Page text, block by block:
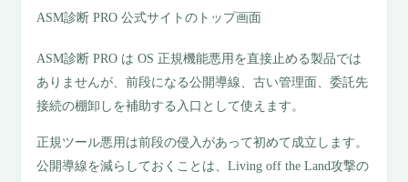
ASM診断 PRO 公式サイトのトップ画面
ASM診断 PRO は OS 正規機能悪用を直接止める製品では
ありませんが、前段になる公開導線、古い管理面、委託先
接続の棚卸しを補助する入口として使えます。
正規ツール悪用は前段の侵入があって初めて成立します。
公開導線を減らしておくことは、Living off the Land攻撃の